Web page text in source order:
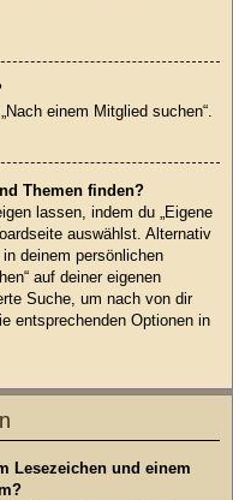
einem Mitglied suchen“.
Themen finden?
lassen, indem du „Eigene
auswählst. Alternativ
in deinem persönlichen
auf deiner eigenen
Suche, um nach von dir
entsprechenden Optionen in
Lesezeichen und einem